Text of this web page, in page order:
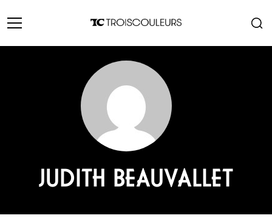
JUDITH BEAUVALLET